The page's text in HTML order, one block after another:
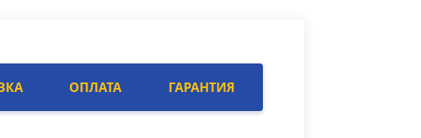
ОПЛАТА ГАРАНТИЯ